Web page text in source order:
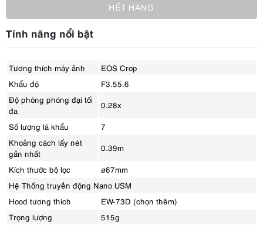
HẾT HÀNG
Tính năng nổi bật
Tương thích máy ảnh
EOS Crop
Khẩu độ
F3.55.6
Độ phóng phóng đại tối
đa
0.28x
Số lượng lá khẩu
7
Khoảng cách lấy nét
gần nhất
0.39m
Kích thước bộ lọc
ø67mm
Hệ Thống truyền động Nano USM
Hood tương thích
EW-73D (chọn thêm)
Trọng lượng
515g